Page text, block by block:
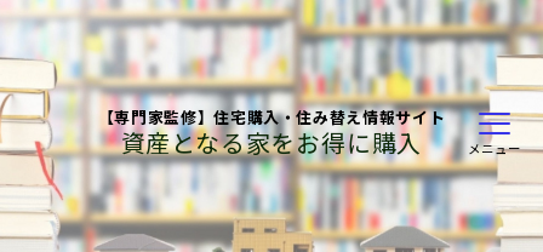
【専門家監修】住宅購入・住み替え情報サイト
資産となる家をお得に購入 メニュー